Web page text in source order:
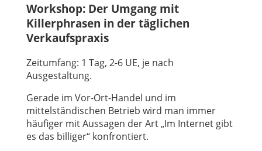
Workshop: Der Umgang mit
Killerphrasen in der täglichen
Verkaufspraxis
Zeitumfang: 1 Tag, 2-6 UE, je nach
Ausgestaltung.
Gerade im Vor-Ort-Handel und im
mittelständischen Betrieb wird man immer
häufiger mit Aussagen der Art „Im Internet gibt
es das billiger“ konfrontiert.